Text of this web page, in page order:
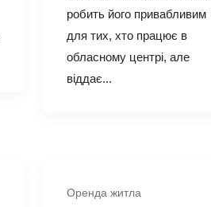
робить його привабливим
для тих, хто працює в
обласному центрі, але
віддає...
Оренда житла